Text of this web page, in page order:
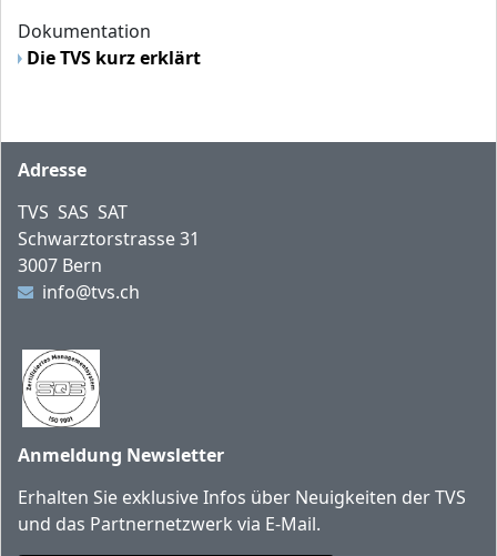
Dokumentation
Die TVS kurz erklärt
Fusszeile
Adresse
TVS SAS SAT
Schwarztorstrasse 31
3007 Bern
info@tvs.ch
Anmeldung Newsletter
Erhalten Sie exklusive Infos über Neuigkeiten der TVS
und das Partnernetzwerk via E-Mail.